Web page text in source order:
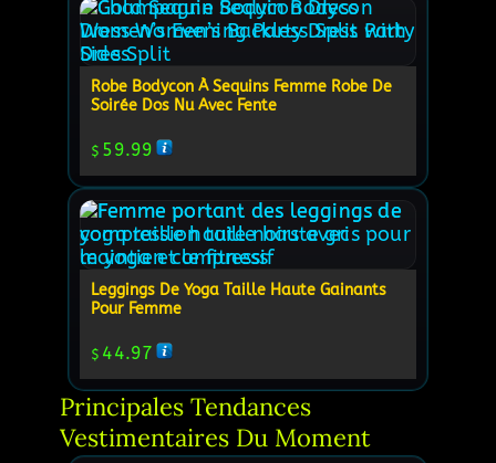
Robe Bodycon À Sequins Femme Robe De
Soirée Dos Nu Avec Fente
$ 59.99
Leggings De Yoga Taille Haute Gainants
Pour Femme
$ 44.97
Principales Tendances
Vestimentaires Du Moment